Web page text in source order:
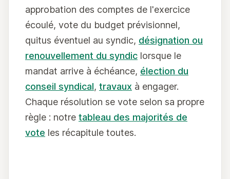
approbation des comptes de l'exercice
écoulé, vote du budget prévisionnel,
quitus éventuel au syndic, désignation ou
renouvellement du syndic lorsque le
mandat arrive à échéance, élection du
conseil syndical, travaux à engager.
Chaque résolution se vote selon sa propre
règle : notre tableau des majorités de
vote les récapitule toutes.